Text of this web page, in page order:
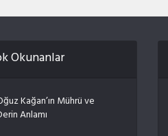
Okunanlar
Kağan’ın Mührü ve
Anlamı